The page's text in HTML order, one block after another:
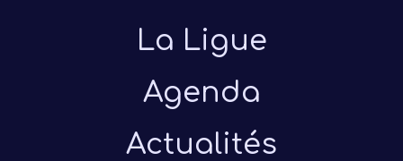
La Ligue
Agenda
Actualités